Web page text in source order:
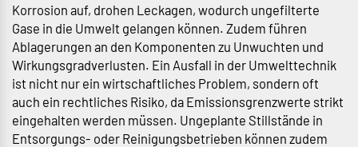
Korrosion auf, drohen Leckagen, wodurch ungefilterte
Gase in die Umwelt gelangen können. Zudem führen
Ablagerungen an den Komponenten zu Unwuchten und
Wirkungsgradverlusten. Ein Ausfall in der Umwelttechnik
ist nicht nur ein wirtschaftliches Problem, sondern oft
auch ein rechtliches Risiko, da Emissionsgrenzwerte strikt
eingehalten werden müssen. Ungeplante Stillstände in
Entsorgungs- oder Reinigungsbetrieben können zudem